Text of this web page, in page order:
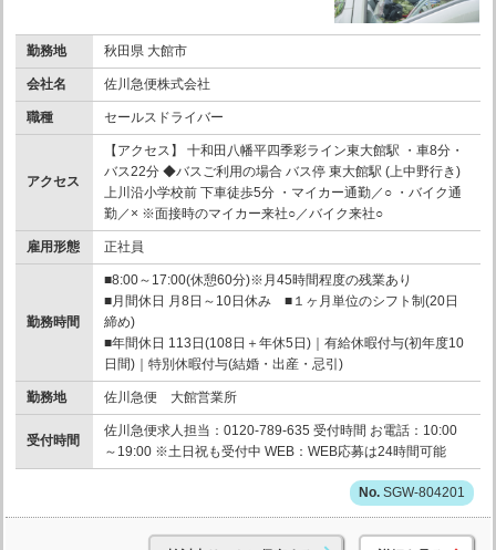
勤務地 秋田県 大館市
会社名 佐川急便株式会社
職種 セールスドライバー
アクセス
【アクセス】 十和田八幡平四季彩ライン東大館駅 ・車8分・
バス22分 ◆バスご利用の場合 バス停 東大館駅 (上中野行き)
上川沿小学校前 下車徒歩5分 ・マイカー通勤／○ ・バイク通
勤／× ※面接時のマイカー来社○／バイク来社○
雇用形態 正社員
勤務時間
■8:00～17:00(休憩60分)※月45時間程度の残業あり
■月間休日 月8日～10日休み ■１ヶ月単位のシフト制(20日
締め)
■年間休日 113日(108日＋年休5日)｜有給休暇付与(初年度10
日間)｜特別休暇付与(結婚・出産・忌引)
勤務地 佐川急便 大館営業所
受付時間
佐川急便求人担当：0120-789-635 受付時間 お電話：10:00
～19:00 ※土日祝も受付中 WEB：WEB応募は24時間可能
SGW-804201